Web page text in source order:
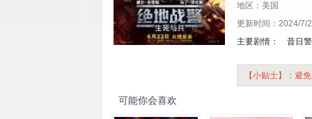
地区：美国
更新时间：2024/7/
主要剧情： 昔日警
【小贴士】：避
可能你会喜欢